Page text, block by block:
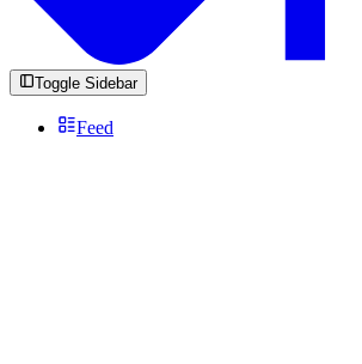
Toggle Sidebar
Feed